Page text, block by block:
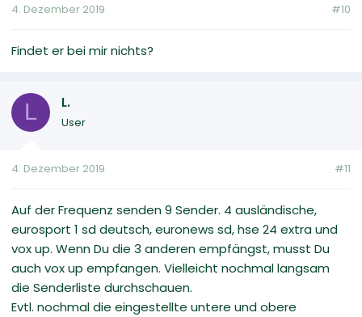
4. Dezember 2019 #10
Findet er bei mir nichts?
L L.
User
4. Dezember 2019 #11
Auf der Frequenz senden 9 Sender. 4 ausländische,
eurosport 1 sd deutsch, euronews sd, hse 24 extra und
vox up. Wenn Du die 3 anderen empfängst, musst Du
auch vox up empfangen. Vielleicht nochmal langsam
die Senderliste durchschauen.
Evtl. nochmal die eingestellte untere und obere